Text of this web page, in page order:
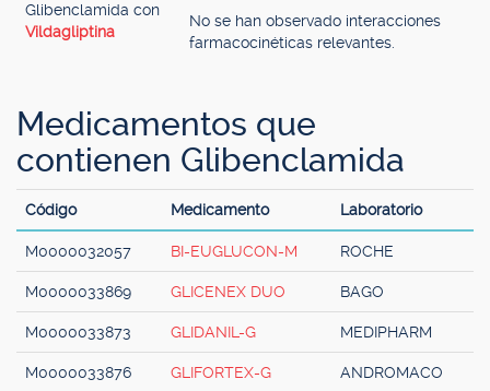
Glibenclamida con
Vildagliptina
No se han observado interacciones
farmacocinéticas relevantes.
Medicamentos que
contienen Glibenclamida
Código Medicamento Laboratorio
M0000032057 BI-EUGLUCON-M ROCHE
M0000033869 GLICENEX DUO BAGO
M0000033873 GLIDANIL-G MEDIPHARM
M0000033876 GLIFORTEX-G ANDROMACO